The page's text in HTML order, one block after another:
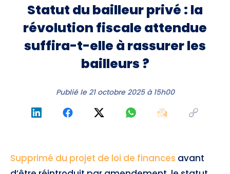
Statut du bailleur privé : la
révolution fiscale attendue
suffira-t-elle à rassurer les
bailleurs ?
Publié le 21 octobre 2025 à 15h00
Supprimé du projet de loi de finances avant